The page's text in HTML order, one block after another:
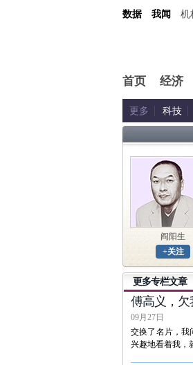
数据 我闻 机
首页 经济
更多 科技
阎阳生
+关注
更多专栏文章
傅高义，
09月27日
交换了名片，我
兴趣地看着我，